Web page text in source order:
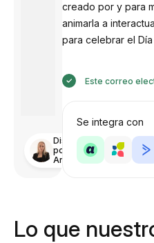
Diseñado
por
Anastasiia
creado por y para
animarla a
para celebrar el
Este correo
Se integra con
Lo que